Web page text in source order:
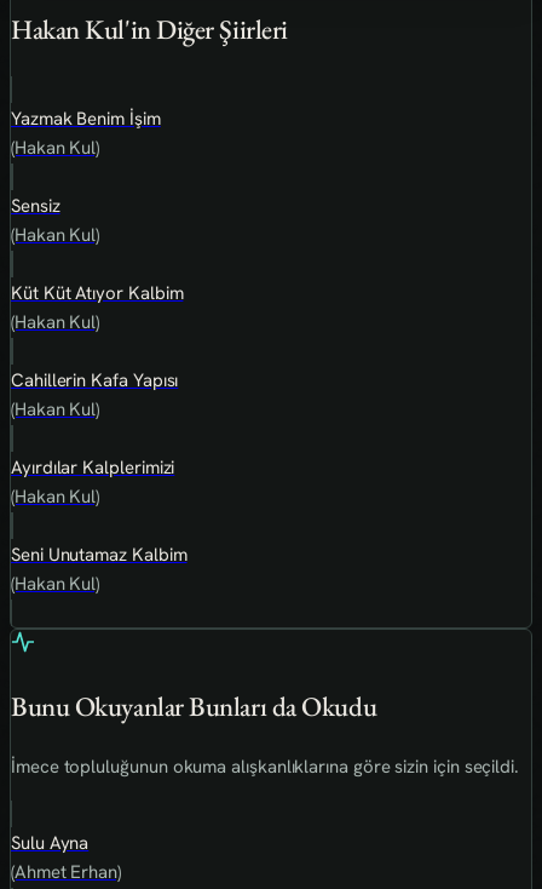
Hakan Kul'in Diğer Şiirleri
Yazmak Benim İşim
(Hakan Kul)
Sensiz
(Hakan Kul)
Küt Küt Atıyor Kalbim
(Hakan Kul)
Cahillerin Kafa Yapısı
(Hakan Kul)
Ayırdılar Kalplerimizi
(Hakan Kul)
Seni Unutamaz Kalbim
(Hakan Kul)
Bunu Okuyanlar Bunları da Okudu
İmece topluluğunun okuma alışkanlıklarına göre sizin için seçildi.
Sulu Ayna
(Ahmet Erhan)